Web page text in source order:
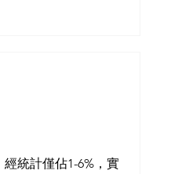
統計僅佔1-6%，實